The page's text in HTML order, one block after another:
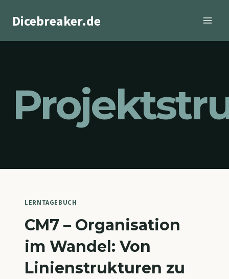
InhaltDicebreaker.de
LERNTAGEBUCH
CM7 – Organisation
im Wandel: Von
Linienstrukturen zu